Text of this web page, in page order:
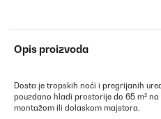
Opis proizvoda
Dosta je tropskih noći i pregrijanih
pouzdano hladi prostorije do 65 m²
montažom ili dolaskom majstora.